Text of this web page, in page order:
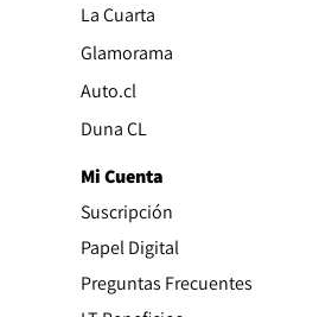
La Cuarta
Glamorama
Auto.cl
Duna CL
window
Mi Cuenta
Suscripción
Papel Digital
Preguntas Frecuentes